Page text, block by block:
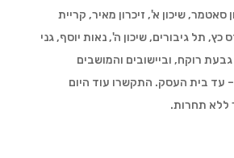
סאטמר, שיכון א', זיכרון מאיר, קריית
כץ, תל גיבורים, שיכון ה', נאות יוסף, גני
רוקח, וביישובים והמושבים
עד בית העסק. התקשרו עוד היום
ללא תחרות.